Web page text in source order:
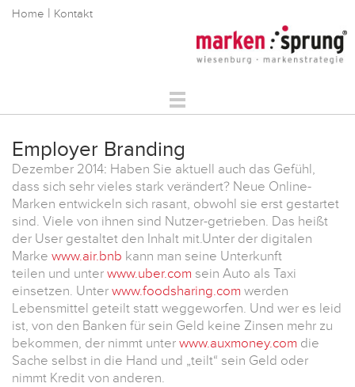
Markenkommunikation
Digitale Markenführung
Über Uns
Referenzen
Service
Home | Kontakt
Employer Branding
Dezember 2014: Haben Sie aktuell auch das Gefühl,
dass sich sehr vieles stark verändert? Neue Online-
Marken entwickeln sich rasant, obwohl sie erst gestartet
sind. Viele von ihnen sind Nutzer-getrieben. Das heißt
der User gestaltet den Inhalt mit.Unter der digitalen
Marke www.air.bnb kann man seine Unterkunft
teilen und unterwww.uber.com sein Auto als Taxi
einsetzen. Unterwww.foodsharing.com werden
Lebensmittel geteilt statt weggeworfen. Und wer es leid
ist, von den Banken für sein Geld keine Zinsen mehr zu
bekommen, der nimmt unterwww.auxmoney.com die
Sache selbst in die Hand und „teilt“ sein Geld oder
nimmt Kredit von anderen.